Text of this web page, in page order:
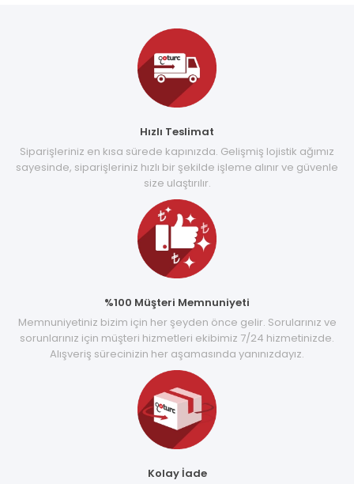
Hızlı Teslimat
Siparişleriniz en kısa sürede kapınızda. Gelişmiş lojistik ağımız
sayesinde, siparişleriniz hızlı bir şekilde işleme alınır ve güvenle
size ulaştırılır.
%100 Müşteri Memnuniyeti
Memnuniyetiniz bizim için her şeyden önce gelir. Sorularınız ve
sorunlarınız için müşteri hizmetleri ekibimiz 7/24 hizmetinizde.
Alışveriş sürecinizin her aşamasında yanınızdayız.
Kolay İade